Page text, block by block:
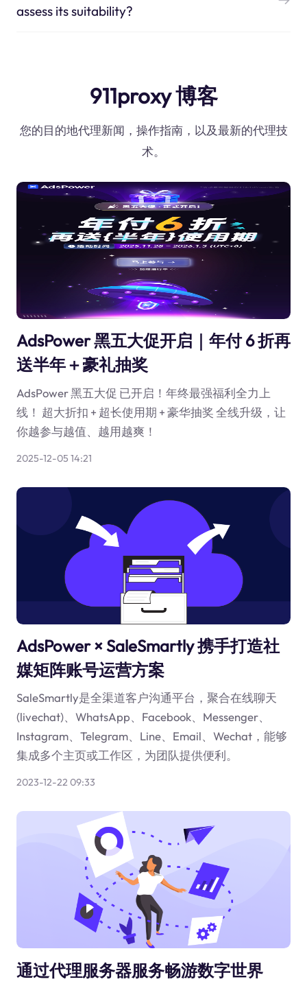
assess its suitability?
911proxy 博客
您的目的地代理新闻，操作指南，以及最新的代理技
术。
AdsPower 黑五大促开启｜年付 6 折再
送半年＋豪礼抽奖
AdsPower 黑五大促 已开启！年终最强福利全力上
线！ 超大折扣 + 超长使用期 + 豪华抽奖 全线升级，让
你越参与越值、越用越爽！
2025-12-05 14:21
AdsPower × SaleSmartly 携手打造社
媒矩阵账号运营方案
SaleSmartly是全渠道客户沟通平台，聚合在线聊天
(livechat)、WhatsApp、Facebook、Messenger、
Instagram、Telegram、Line、Email、Wechat，能够
集成多个主页或工作区，为团队提供便利。
2023-12-22 09:33
通过代理服务器服务畅游数字世界